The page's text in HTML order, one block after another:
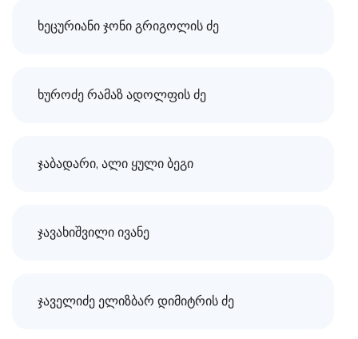
ხეცურიანი ჯონი გრიგოლის ძე
ხუროძე რამაზ ადოლფის ძე
ჯაბადარი, ალი ყული ბეგი
ჯავახიშვილი ივანე
ჯაველიძე ელიზბარ დიმიტრის ძე